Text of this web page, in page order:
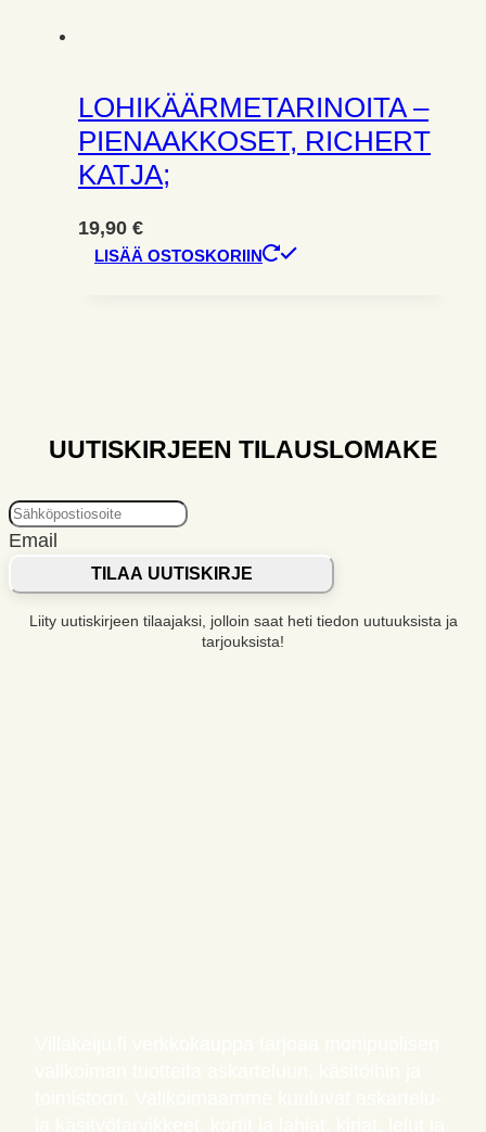
LOHIKÄÄRMETARINOITA –
PIENAAKKOSET, RICHERT
KATJA;
19,90 €
LISÄÄ OSTOSKORIIN
UUTISKIRJEEN TILAUSLOMAKE
Email
TILAA UUTISKIRJE
Liity uutiskirjeen tilaajaksi, jolloin saat heti tiedon uutuuksista ja
tarjouksista!